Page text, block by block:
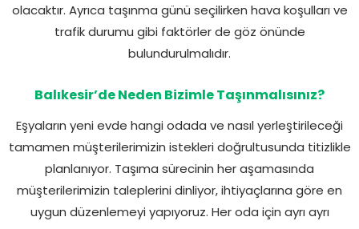
olacaktır. Ayrıca taşınma günü seçilirken hava koşulları ve
trafik durumu gibi faktörler de göz önünde
bulundurulmalıdır.
Balıkesir’de Neden Bizimle Taşınmalısınız?
Eşyaların yeni evde hangi odada ve nasıl yerleştirileceği
tamamen müşterilerimizin istekleri doğrultusunda titizlikle
planlanıyor. Taşıma sürecinin her aşamasında
müşterilerimizin taleplerini dinliyor, ihtiyaçlarına göre en
uygun düzenlemeyi yapıyoruz. Her oda için ayrı ayrı